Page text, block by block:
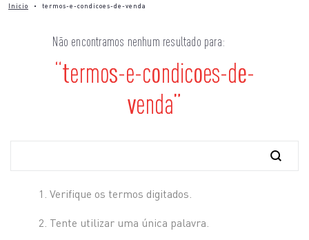
termos-e-condicoes-de-venda
termos-e-condicoes-de-
venda
Verifique os termos digitados.
Tente utilizar uma única palavra.